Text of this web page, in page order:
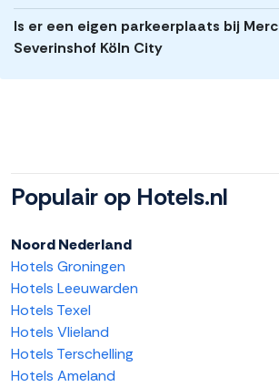
Is er een eigen parkeerplaats bij
Severinshof Köln City
Populair op Hotels.nl
Noord Nederland
Hotels Groningen
Hotels Leeuwarden
Hotels Texel
Hotels Vlieland
Hotels Terschelling
Hotels Ameland